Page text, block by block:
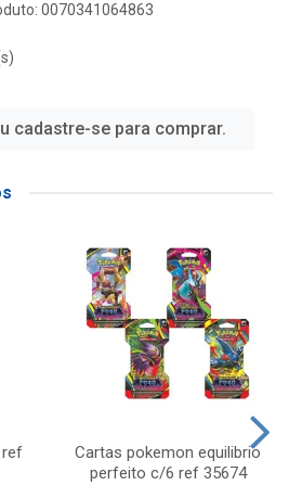
0070341064863
cadastre-se para comprar.
ref
Cartas pokemon equilibrio
perfeito c/6 ref 35674